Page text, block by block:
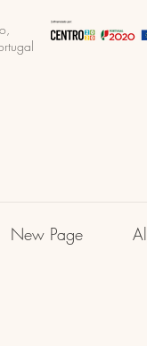
New Page